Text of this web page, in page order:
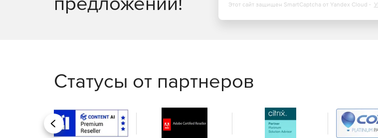
Этот сайт защищен SmartCaptcha от Yandex Cloud -
Статусы от партнеров
Назад